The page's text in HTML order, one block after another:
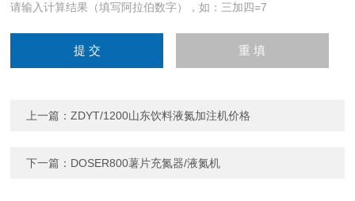
请输入计算结果（填写阿拉伯数字），如：三加四=7
上一篇：ZDYT/1200山东饮料液氮加注机价格
下一篇： DOSER800薯片充氮器/液氮机